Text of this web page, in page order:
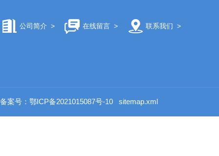
公司简介 > 在线留言> 联系我们 >
备案号：鄂ICP备2021015087号-10 sitemap.xml